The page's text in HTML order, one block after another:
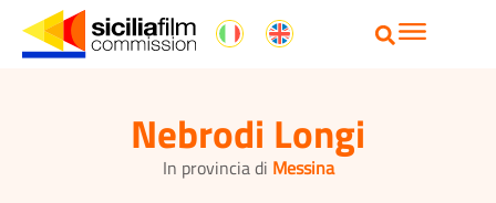
Nebrodi Longi
In provincia di Messina